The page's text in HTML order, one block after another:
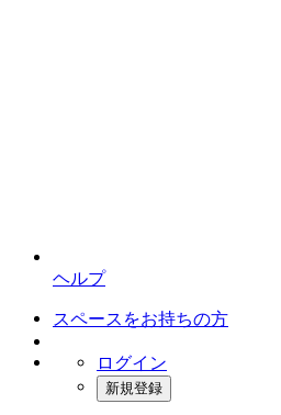
ヘルプ
スペースをお持ちの方
ログイン
新規登録